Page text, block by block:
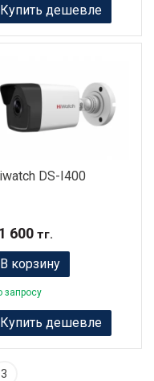
Купить дешевле
DS-I400
600тг.
В корзину
запросу
Купить дешевле
3